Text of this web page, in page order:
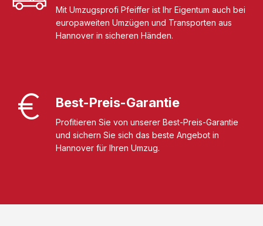
Mit Umzugsprofi Pfeiffer ist Ihr Eigentum auch bei
europaweiten Umzügen und Transporten aus
Hannover in sicheren Händen.
Best-Preis-Garantie
Profitieren Sie von unserer Best-Preis-Garantie
und sichern Sie sich das beste Angebot in
Hannover für Ihren Umzug.